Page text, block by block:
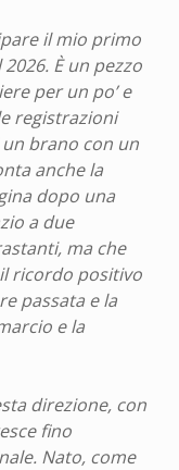
il mio primo
È un pezzo
per un po’ e
registrazioni
un brano con un
anche la
dopo una
a due
ma che
ricordo positivo
passata e la
e la
direzione, con
fino
Nato, come